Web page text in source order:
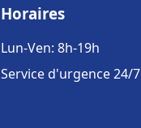
Horaires
Lun-Ven: 8h-19h
Service d'urgence 24/7